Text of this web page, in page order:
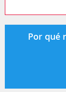
Por qué